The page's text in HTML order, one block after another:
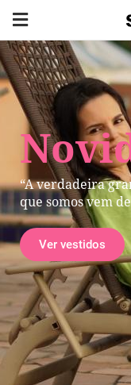
“A verdadeira
que somos vem
Ver vestidos